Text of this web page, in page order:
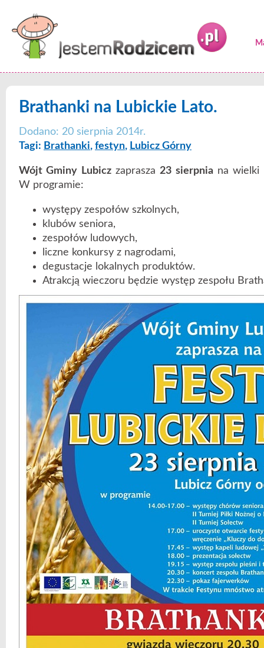
Brathanki na Lubickie Lato.
Dodano: 20 sierpnia 2014r.
Tagi: Brathanki, festyn, Lubicz Górny
Wójt Gminy Lubiczzaprasza 23 sierpniana wielki
W programie:
występy zespołów szkolnych,
klubów seniora,
zespołów ludowych,
liczne konkursy z nagrodami,
degustacje lokalnych produktów.
Atrakcją wieczoru będzie występ zespołu